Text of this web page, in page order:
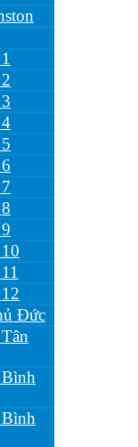
Đức